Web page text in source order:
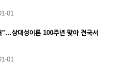
01
상대성이론 100주년 맞아 전국서
01